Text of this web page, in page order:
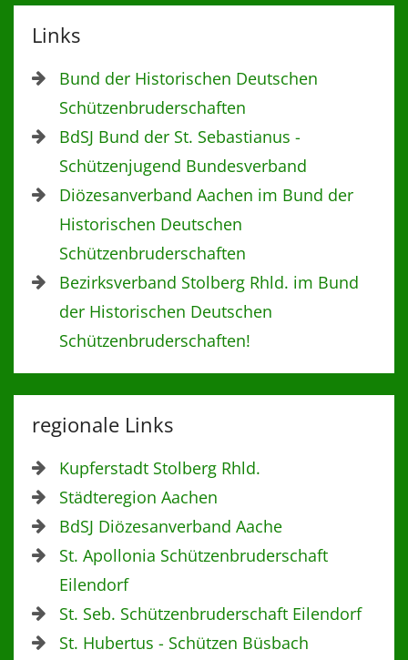
Links
Bund der Historischen Deutschen
Schützenbruderschaften
BdSJ Bund der St. Sebastianus -
Schützenjugend Bundesverband
Diözesanverband Aachen im Bund der
Historischen Deutschen
Schützenbruderschaften
Bezirksverband Stolberg Rhld. im Bund
der Historischen Deutschen
Schützenbruderschaften!
regionale Links
Kupferstadt Stolberg Rhld.
Städteregion Aachen
BdSJ Diözesanverband Aache
St. Apollonia Schützenbruderschaft
Eilendorf
St. Seb. Schützenbruderschaft Eilendorf
St. Hubertus - Schützen Büsbach